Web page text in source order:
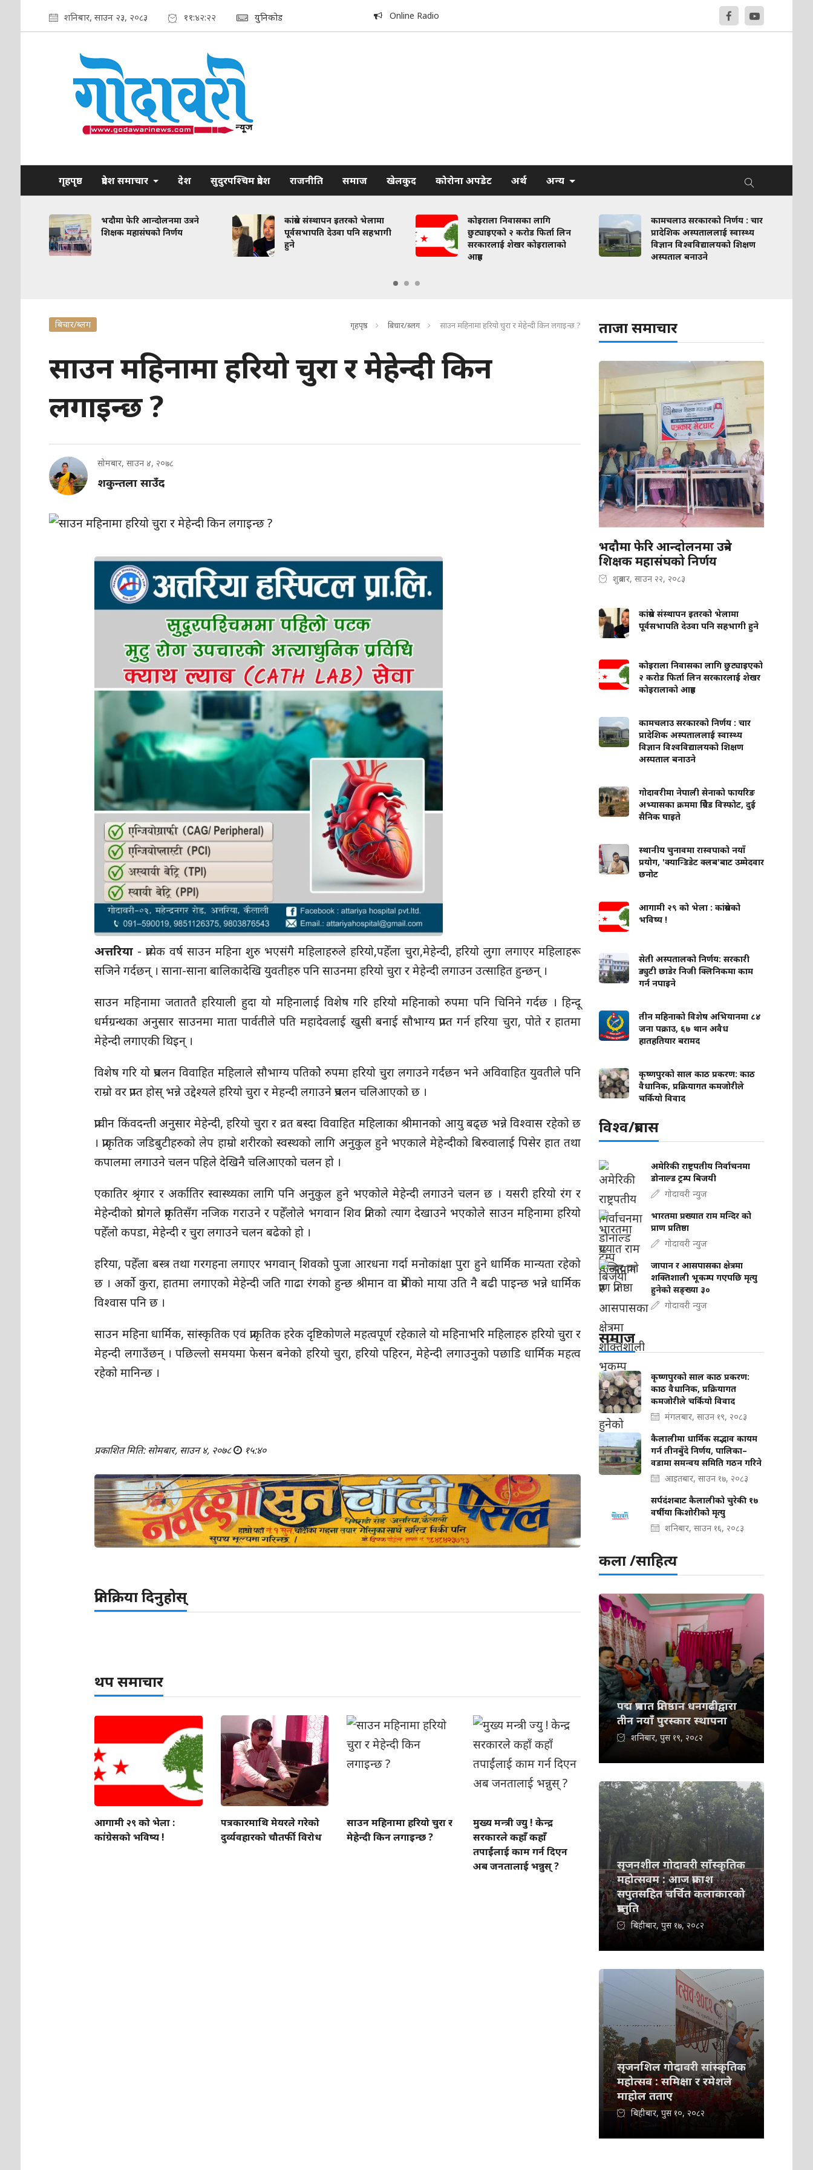
शनिबार, साउन २३, २०८३ ११:४२:२३ युनिकोड Online Radio
गृहपृष्ठ प्रदेश समाचार देश सुदुरपश्चिम प्रदेश राजनीति समाज खेलकुद कोरोना अपडेट अर्थ अन्य
भदौमा फेरि आन्दोलनमा उत्रने
शिक्षक महासंघको निर्णय
कांग्रेस संस्थापन इतरको भेलामा
पूर्वसभापति देउवा पनि सहभागी
हुने
कोइराला निवासका लागि
छुट्याइएको २ करोड फिर्ता लिन
सरकारलाई शेखर कोइरालाको
आग्रह
कामचलाउ सरकारको निर्णय : चार
प्रादेशिक अस्पताललाई स्वास्थ्य
विज्ञान विश्वविद्यालयको शिक्षण
अस्पताल बनाउने
बिचार/ब्लग गृहपृष्ठ बिचार/ब्लग साउन महिनामा हरियो चुरा र मेहेन्दी किन लगाइन्छ ?
साउन महिनामा हरियो चुरा र मेहेन्दी किन
लगाइन्छ ?
सोमबार, साउन ४, २०७८
शकुन्तला साउँद
अत्तरिया - प्रत्येक वर्ष साउन महिना शुरु भएसंगै महिलाहरुले हरियो,पहेँला चुरा,मेहेन्दी, हरियो लुगा लगाएर महिलाहरू
सजिने गर्दछन् । साना-साना बालिकादेखि युवतीहरु पनि साउनमा हरियो चुरा र मेहेन्दी लगाउन उत्साहित हुन्छन् ।
साउन महिनामा जताततै हरियाली हुदा यो महिनालाई विशेष गरि हरियो महिनाको रुपमा पनि चिनिने गर्दछ । हिन्दू
धर्मग्रन्थका अनुसार साउनमा माता पार्वतीले पति महादेवलाई खुसी बनाई सौभाग्य प्राप्त गर्न हरिया चुरा, पोते र हातमा
मेहेन्दी लगाएकी थिइन् ।
विशेष गरि यो प्रचलन विवाहित महिलाले सौभाग्य पतिकोे रुपमा हरियो चुरा लगाउने गर्दछन भने अविवाहित युवतीले पनि
राम्रो वर प्राप्त होस् भन्ने उद्देश्यले हरियो चुरा र मेहन्दी लगाउने प्रचलन चलिआएको छ ।
प्राचीन किंवदन्ती अनुसार मेहेन्दी, हरियो चुरा र व्रत बस्दा विवाहित महिलाका श्रीमानको आयु बढ्छ भन्ने विश्वास रहेको छ
। प्राकृतिक जडिबुटीहरुको लेप हाम्रो शरीरको स्वस्थको लागि अनुकुल हुने भएकाले मेहेन्दीको बिरुवालाई पिसेर हात तथा
कपालमा लगाउने चलन पहिले देखिनै चलिआएको चलन हो ।
एकातिर श्रृंगार र अर्कातिर स्वास्थ्यका लागि पनि अनुकुल हुने भएकोले मेहेन्दी लगाउने चलन छ । यसरी हरियो रंग र
मेहेन्दीको प्रयोगले प्रकृतिसँग नजिक गराउने र पहेँलोले भगवान शिव प्रतिको त्याग देखाउने भएकोले साउन महिनामा हरियो
पहेँलो कपडा, मेहेन्दी र चुरा लगाउने चलन बढेको हो ।
हरिया, पहेँला बस्त्र तथा गरगहना लगाएर भगवान् शिवको पुजा आरधना गर्दा मनोकांक्षा पुरा हुने धार्मिक मान्यता रहेको
छ । अर्को कुरा, हातमा लगाएको मेहेन्दी जति गाढा रंगको हुन्छ श्रीमान वा प्रेमीको माया उति नै बढी पाइन्छ भन्ने धार्मिक
विश्वास पनि छ ।
साउन महिना धार्मिक, सांस्कृतिक एवं प्राकृतिक हरेक दृष्टिकोणले महत्वपूर्ण रहेकाले यो महिनाभरि महिलाहरु हरियो चुरा र
मेहन्दी लगाउँछन् । पछिल्लो समयमा फेसन बनेको हरियो चुरा, हरियो पहिरन, मेहेन्दी लगाउनुको पछाडि धार्मिक महत्व
रहेको मानिन्छ ।
प्रकाशित मिति: सोमबार, साउन ४, २०७८ १५:४०
प्रतिक्रिया दिनुहोस्
थप समाचार
आगामी २९ को भेला :
कांग्रेसको भविष्य !
पत्रकारमाथि मेयरले गरेको
दुर्व्यवहारको चौतर्फी विरोध
साउन महिनामा हरियो चुरा र
मेहेन्दी किन लगाइन्छ ?
मुख्य मन्त्री ज्यु ! केन्द्र
सरकारले कहाँ कहाँ
तपाईंलाई काम गर्न दिएन
अब जनतालाई भन्नुस् ?
ताजा समाचार
भदौमा फेरि आन्दोलनमा उत्रने
शिक्षक महासंघको निर्णय
शुक्रबार, साउन २२, २०८३
कांग्रेस संस्थापन इतरको भेलामा
पूर्वसभापति देउवा पनि सहभागी हुने
कोइराला निवासका लागि छुट्याइएको
२ करोड फिर्ता लिन सरकारलाई शेखर
कोइरालाको आग्रह
कामचलाउ सरकारको निर्णय : चार
प्रादेशिक अस्पताललाई स्वास्थ्य
विज्ञान विश्वविद्यालयको शिक्षण
अस्पताल बनाउने
गोदावरीमा नेपाली सेनाको फायरिङ
अभ्यासका क्रममा ग्रिनेड विस्फोट, दुई
सैनिक घाइते
स्थानीय चुनावमा रास्वपाको नयाँ
प्रयोग, 'क्यान्डिडेट क्लब'बाट उम्मेदवार
छनोट
आगामी २९ को भेला : कांग्रेसको
भविष्य !
सेती अस्पतालको निर्णय: सरकारी
ड्युटी छाडेर निजी क्लिनिकमा काम
गर्न नपाइने
तीन महिनाको विशेष अभियानमा ८४
जना पक्राउ, ६७ थान अवैध
हातहतियार बरामद
कृष्णपुरको साल काठ प्रकरण: काठ
वैधानिक, प्रक्रियागत कमजोरीले
चर्कियो विवाद
विश्व/प्रबास
अमेरिकी राष्ट्रपतीय निर्वाचनमा
डोनाल्ड ट्रम्प बिजयी
गोदावरी न्युज
भारतमा प्रख्यात राम मन्दिर को
प्राण प्रतिष्ठा
गोदावरी न्युज
जापान र आसपासका क्षेत्रमा
शक्तिशाली भूकम्प गएपछि मृत्यु
हुनेको सङ्ख्या ३०
गोदावरी न्युज
समाज
कृष्णपुरको साल काठ प्रकरण:
काठ वैधानिक, प्रक्रियागत
कमजोरीले चर्कियो विवाद
मंगलबार, साउन १९, २०८३
कैलालीमा धार्मिक सद्भाव कायम
गर्न तीनबुँदे निर्णय, पालिका–
वडामा समन्वय समिति गठन गरिने
आइतबार, साउन १७, २०८३
सर्पदंशबाट कैलालीको चुरेकी १७
वर्षीया किशोरीको मृत्यु
शनिबार, साउन १६, २०८३
कला /साहित्य
पद्म प्रभात प्रतिष्ठान धनगढीद्वारा
तीन नयाँ पुरस्कार स्थापना
शनिबार, पुस १९, २०८२
सृजनशील गोदावरी साँस्कृतिक
महोत्सवम : आज प्रकाश
सपुतसहित चर्चित कलाकारको
प्रस्तुति
बिहीबार, पुस १७, २०८२
सृजनशिल गोदावरी सांस्कृतिक
महोत्सव : समिक्षा र रमेशले
माहोल तताए
बिहीबार, पुस १०, २०८२